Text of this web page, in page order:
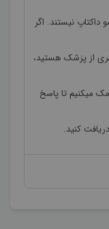
داکتاپ نیستند. اگر
از پزشک هستید،
میکنیم تا پاسخ
کنید.